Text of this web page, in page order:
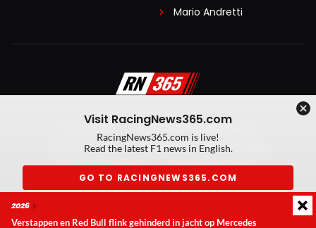
Mario Andretti
Algemene voorwaarden
Privacy Policy
Created by On Your Marks
Privacy manager
Kansspeluitingen
Visit RacingNews365.com
RacingNews365.com is live!
Read the latest F1 news in English.
GO TO RACINGNEWS365.COM
2026
Verstappen en Red Bull flink gehinderd in jacht op Mercedes